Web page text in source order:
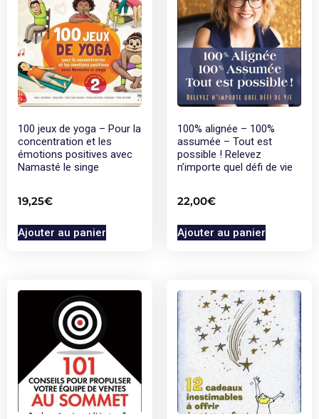
100 jeux de yoga – Pour la
concentration et les
émotions positives avec
Namasté le singe
19,25€
Ajouter au panier
100% alignée – 100%
assumée – Tout est
possible ! Relevez
n’importe quel défi de vie
22,00€
Ajouter au panier